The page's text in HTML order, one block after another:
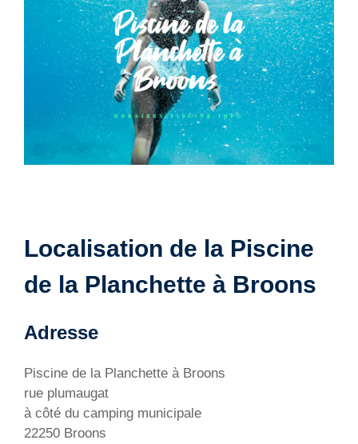
Localisation de la Piscine
de la Planchette à Broons
Adresse
Piscine de la Planchette à Broons
rue plumaugat
à côté du camping municipale
22250 Broons